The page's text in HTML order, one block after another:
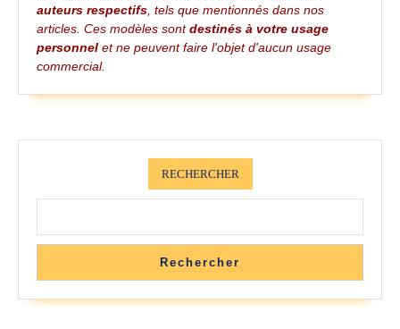
auteurs respectifs, tels que mentionnés dans nos
articles. Ces modèles sontdestinés à votre usage
personnel et ne peuvent faire l'objet d'aucun usage
commercial.
RECHERCHER
Rechercher